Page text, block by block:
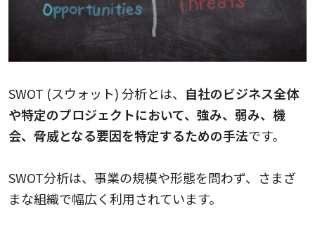
SWOT (スウォット) 分析とは、 自社のビジネス全体
や特定のプロジェクトにおいて、強み、弱み、機
会、脅威となる要因を特定するための手法です。
SWOT分析は、事業の規模や形態を問わず、さまざ
まな組織で幅広く利用されています。